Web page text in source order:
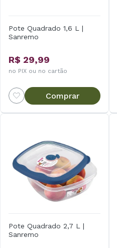
Pote Quadrado 1,6 L |
Sanremo
R$ 29,99
no PIX ou no cartão
Comprar
Pote Quadrado 2,7 L |
Sanremo